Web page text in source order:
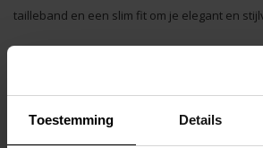
Toestemming Details
tailleband en een slim fit om je elegant en
De tailleband is voorzien trekkoortjes om
Op het strand of in het zwemband mag je